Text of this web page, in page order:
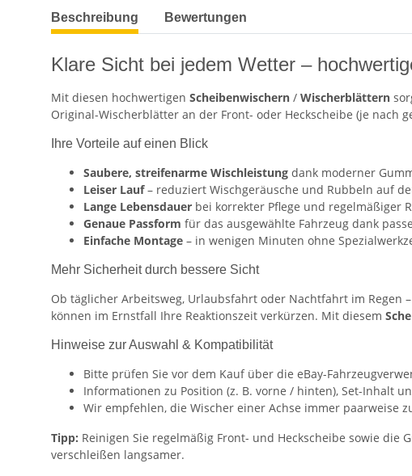
weitere Registerkarten anzeigen
Beschreibung Bewertungen
Klare Sicht bei jedem Wetter –
Mit diesen hochwertigen Scheibenwischern / Wischerblättern
Original-Wischerblätter an der Front- oder Heckscheibe (je nach
Ihre Vorteile auf einen Blick
Saubere, streifenarme Wischleistung dank moderner
Leiser Lauf– reduziert Wischgeräusche und Rubbeln auf
Lange Lebensdauer bei korrekter Pflege und regelmäßiger
Genaue Passform für das ausgewählte Fahrzeug dank
Einfache Montage – in wenigen Minuten ohne
Mehr Sicherheit durch bessere Sicht
Ob täglicher Arbeitsweg, Urlaubsfahrt oder Nachtfahrt im
können im Ernstfall Ihre Reaktionszeit verkürzen. Mit diesem
Hinweise zur Auswahl & Kompatibilität
Bitte prüfen Sie vor dem Kauf über die eBay-
Informationen zu Position (z. B. vorne / hinten), Set-Inhalt
Wir empfehlen, die Wischer einer Achse immer paarweise
Tipp: Reinigen Sie regelmäßig Front- und Heckscheibe sowie
verschleißen langsamer.